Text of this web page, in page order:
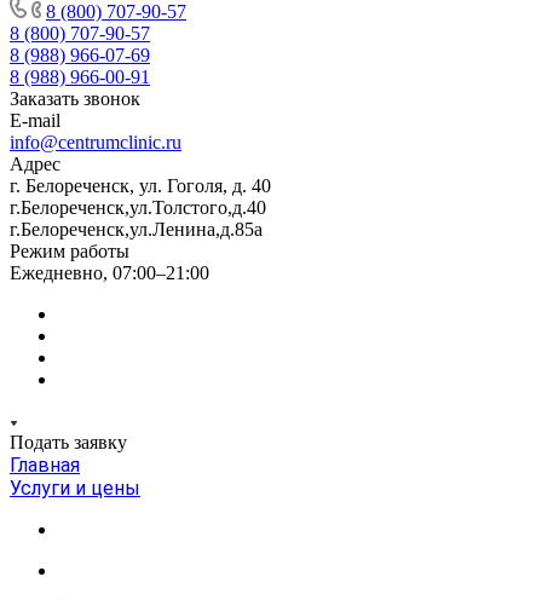
8 (800) 707-90-57
8 (800) 707-90-57
8 (988) 966-07-69
8 (988) 966-00-91
Заказать звонок
E-mail
info@centrumclinic.ru
Адрес
г. Белореченск, ул. Гоголя, д. 40
г.Белореченск,ул.Толстого,д.40
г.Белореченск,ул.Ленина,д.85а
Режим работы
Ежедневно, 07:00–21:00
Подать заявку
Главная
Услуги и цены